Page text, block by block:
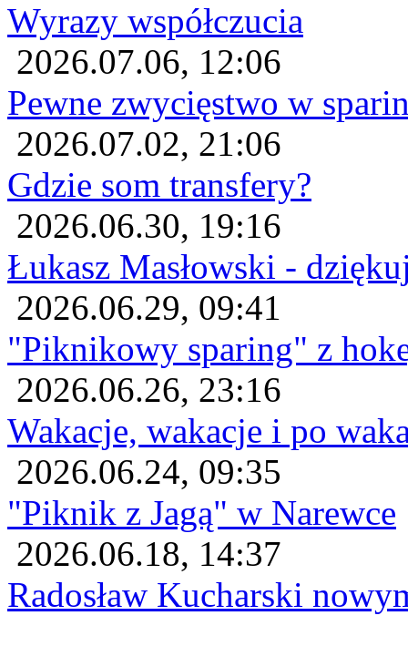
Wyrazy współczucia
2026.07.06, 12:06
Pewne zwycięstwo w
2026.07.02, 21:06
Gdzie som transfery?
2026.06.30, 19:16
Łukasz Masłowski -
2026.06.29, 09:41
"Piknikowy sparing" z
2026.06.26, 23:16
Wakacje, wakacje i po
2026.06.24, 09:35
"Piknik z Jagą" w Narewce
2026.06.18, 14:37
Radosław Kucharski